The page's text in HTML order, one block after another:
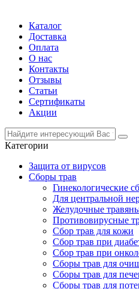
Каталог
Доставка
Оплата
О нас
Контакты
Отзывы
Статьи
Сертификаты
Акции
Категории
Защита от вирусов
Сборы трав
Гинекологические
Для центральной
Желудочные
Противовирусные
Сбор трав для кожи
Сбор трав при
Сбор трав при
Сборы трав для
Сборы трав для
Сборы трав для